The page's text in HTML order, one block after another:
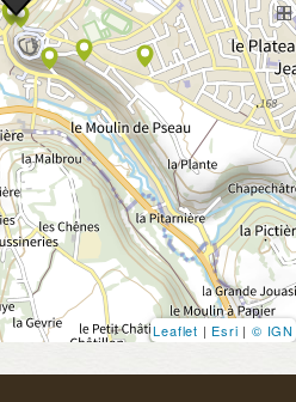
Leaflet | Esri | © IGN